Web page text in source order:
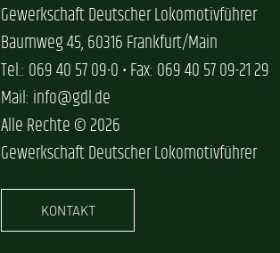
Gewerkschaft Deutscher Lokomotivführer
Baumweg 45, 60316 Frankfurt/Main
Tel.: 069 40 57 09-0 • Fax: 069 40 57 09-21 29
Mail: info@gdl.de
Alle Rechte © 2026
Gewerkschaft Deutscher Lokomotivführer
KONTAKT